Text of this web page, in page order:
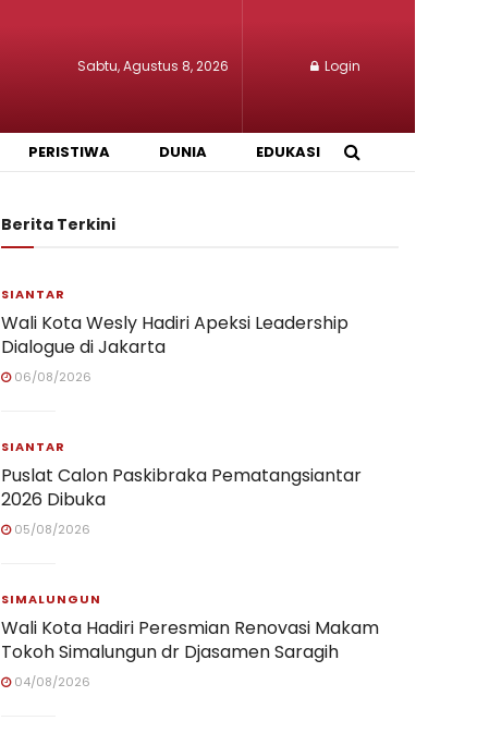
Sabtu, Agustus 8, 2026 Login
PERISTIWA DUNIA EDUKASI
Berita Terkini
SIANTAR
Wali Kota Wesly Hadiri Apeksi Leadership
Dialogue di Jakarta
06/08/2026
SIANTAR
Puslat Calon Paskibraka Pematangsiantar
2026 Dibuka
05/08/2026
SIMALUNGUN
Wali Kota Hadiri Peresmian Renovasi Makam
Tokoh Simalungun dr Djasamen Saragih
04/08/2026